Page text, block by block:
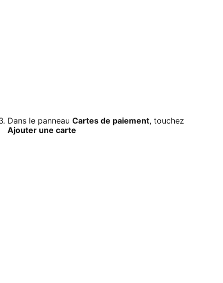
Dans le panneau Cartes de paiement, touchez
Ajouter une carte